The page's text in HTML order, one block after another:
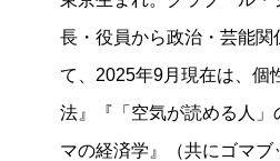
長・役員から政治・芸能
て、2025年9月現在は、個
法』『「空気が読める人
マの経済学』（共にゴマ